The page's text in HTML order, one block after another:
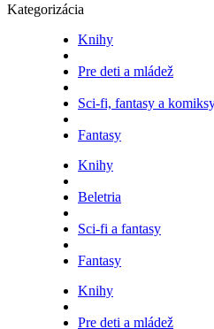
Kategorizácia
Knihy
Pre deti a mládež
Sci-fi, fantasy a
Fantasy
Knihy
Beletria
Sci-fi a fantasy
Fantasy
Knihy
Pre deti a mládež